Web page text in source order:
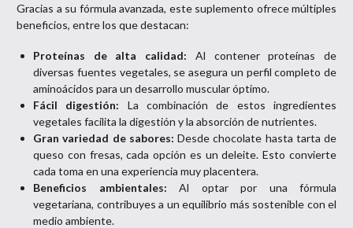
Gracias a su fórmula avanzada, este suplemento ofrece múltiples
beneficios, entre los que destacan:
Proteínas de alta calidad: Al contener proteínas de
diversas fuentes vegetales, se asegura un perfil completo de
aminoácidos para un desarrollo muscular óptimo.
Fácil digestión: La combinación de estos ingredientes
vegetales facilita la digestión y la absorción de nutrientes.
Gran variedad de sabores: Desde chocolate hasta tarta de
queso con fresas, cada opción es un deleite. Esto convierte
cada toma en una experiencia muy placentera.
Beneficios ambientales: Al optar por una fórmula
vegetariana, contribuyes a un equilibrio más sostenible con el
medio ambiente.